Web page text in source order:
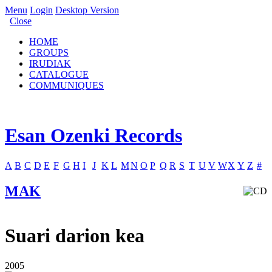
Menu Login Desktop Version
Close
HOME
GROUPS
IRUDIAK
CATALOGUE
COMMUNIQUES
Esan Ozenki Records
A B C D E F G H I J K L MN O P Q R S T U V WX Y Z #
MAK
Suari darion kea
2005